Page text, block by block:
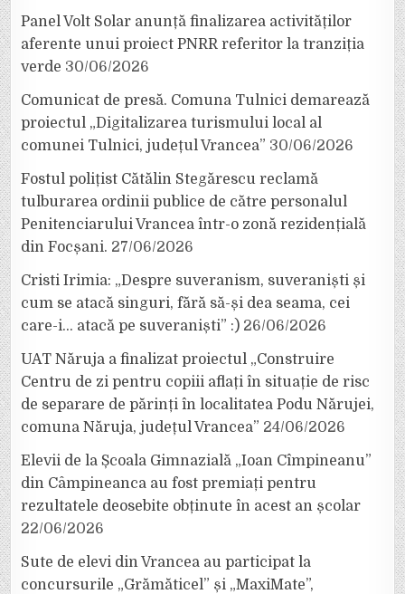
Panel Volt Solar anunță finalizarea activităților
aferente unui proiect PNRR referitor la tranziția
verde 30/06/2026
Comunicat de presă. Comuna Tulnici demarează
proiectul „Digitalizarea turismului local al
comunei Tulnici, județul Vrancea” 30/06/2026
Fostul polițist Cătălin Stegărescu reclamă
tulburarea ordinii publice de către personalul
Penitenciarului Vrancea într-o zonă rezidențială
din Focșani. 27/06/2026
Cristi Irimia: „Despre suveranism, suveraniști și
cum se atacă singuri, fără să-și dea seama, cei
care-i… atacă pe suveraniști” :) 26/06/2026
UAT Năruja a finalizat proiectul „Construire
Centru de zi pentru copiii aflați în situație de risc
de separare de părinți în localitatea Podu Nărujei,
comuna Năruja, județul Vrancea” 24/06/2026
Elevii de la Școala Gimnazială „Ioan Cîmpineanu”
din Câmpineanca au fost premiați pentru
rezultatele deosebite obținute în acest an școlar
22/06/2026
Sute de elevi din Vrancea au participat la
concursurile „Grămăticel” și „MaxiMate”,